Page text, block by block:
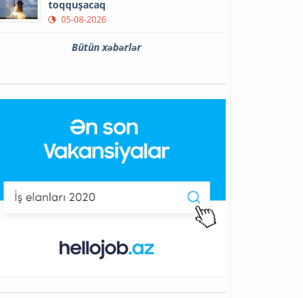
toqquşacaq
05-08-2026
Bütün xəbərlər